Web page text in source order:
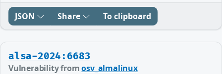
JSON Share To clipboard
alsa-2024:6683
Vulnerability fromosv_almalinux